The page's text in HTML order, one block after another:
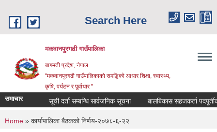
Search Here
मकवानपुरगढी गाउँपालिका
बागमती प्रदेश, नेपाल
"मकवानपुरगढी गाउँपालिकाको समद्धिको आधार शिक्षा, स्‍वास्‍थ्‍य,
कृषि, पर्यटन र पूर्वाधार "
समाचार सूची दर्ता सम्बन्धि सार्वजनिक सूचना बालबिकास सहजकर्ता पदपूर्तीका
You are here
Home » कार्यापालिका बैठकको निर्णय-२०७८-६-२२